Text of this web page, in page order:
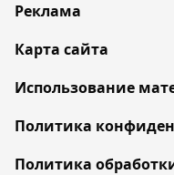
Реклама
Карта сайта
Использование
Политика
Политика